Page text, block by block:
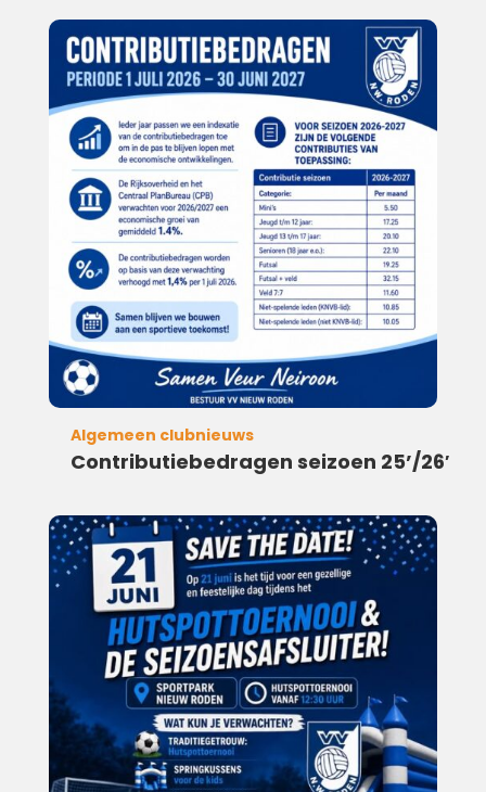
Algemeen clubnieuws
Contributiebedragen seizoen 25’/26′